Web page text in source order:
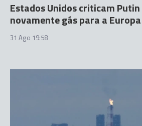
Estados Unidos criticam
novamente gás para a Europa
31 Ago 19:58